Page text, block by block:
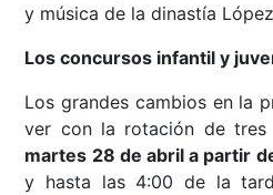
y música de la dinastía
Los concursos infantil y
Los grandes cambios en la
ver con la rotación de tres
martes 28 de abril a partir
y hasta las 4:00 de la